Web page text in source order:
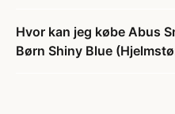
Hvor kan jeg købe Abus
Børn Shiny Blue